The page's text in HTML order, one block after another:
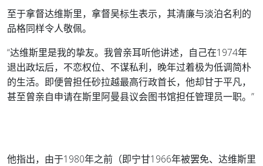
至于拿督达维斯里，拿督吴标生表示，其清廉与淡泊名利的
品格同样令人敬佩。
“达维斯里是我的挚友。我曾亲耳听他讲述，自己在1974年
退出政坛后，不恋权位、不谋私利，晚年过着极为低调简朴
的生活。即便曾担任砂拉越最高行政首长，他却甘于平凡，
甚至曾亲自申请在斯里阿曼县议会图书馆担任管理员一职。”
他指出，由于1980年之前（即宁甘1966年被罢免、达维斯里